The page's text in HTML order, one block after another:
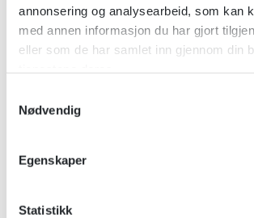
annonsering og analysearbeid, som kan
med annen informasjon du har gjort
eller som de har samlet inn gjennom din
Nødvendig
Egenskaper
Statistikk